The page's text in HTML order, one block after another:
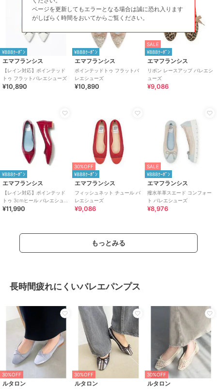
¥888ｸｰﾎﾟﾝ
エマフランシス
【レイン対応】ポインテッド
トゥ フラットバレエシューズ
¥10,890
¥888ｸｰﾎﾟﾝ
エマフランシス
ポインテッドトゥ フラットバ
レエシューズ
¥10,890
SALE
¥888ｸｰﾎﾟﾝ
エマフランシス
リボン レースアップ バレエシ
ューズ
¥9,086
¥888ｸｰﾎﾟﾝ
エマフランシス
【レイン対応】ポインテッド
トゥ 3cmヒール バレエシュー
ズ
¥11,990
30%OFF
¥888ｸｰﾎﾟﾝ
エマフランシス
フィッシュネット チュール バ
レエシューズ
¥9,086
SALE
¥888ｸｰﾎﾟﾝ
エマフランシス
撥水羊革スエード コンフォー
ト バレエシューズ
¥8,976
もっとみる
長時間疲れにくいバレエパンプス
30%OFF
ルタロン
30%OFF
ルタロン
30%OFF
ルタロン
ページを更新してもエラーとなる場合は誠に恐れ入ります
がしばらく時間をおいてからご覧ください。